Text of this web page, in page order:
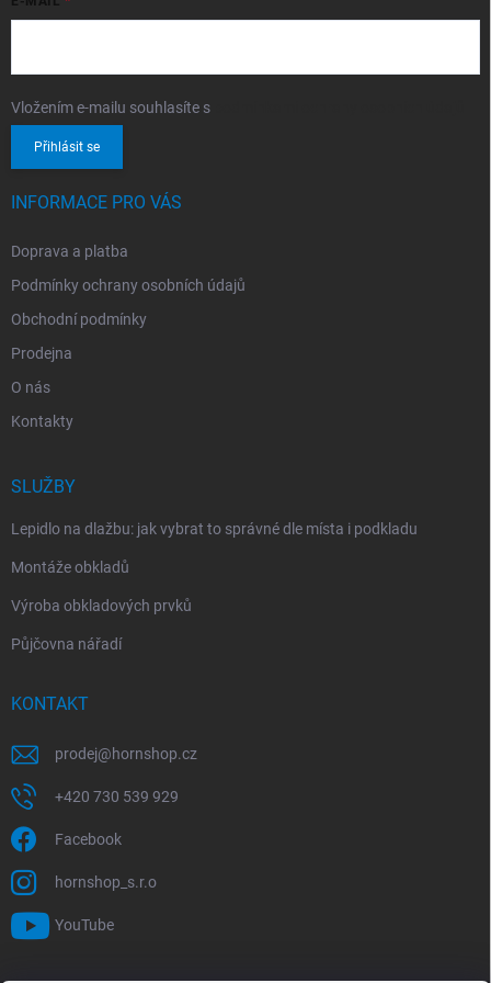
Vložením e-mailu souhlasíte s
Přihlásit se
INFORMACE PRO VÁS
Doprava a platba
Podmínky ochrany osobních údajů
Obchodní podmínky
Prodejna
O nás
Kontakty
SLUŽBY
Lepidlo na dlažbu: jak vybrat to správné dle místa i podkladu
Montáže obkladů
Výroba obkladových prvků
Půjčovna nářadí
KONTAKT
prodej@hornshop.cz
+420 730 539 929
Facebook
hornshop_s.r.o
YouTube